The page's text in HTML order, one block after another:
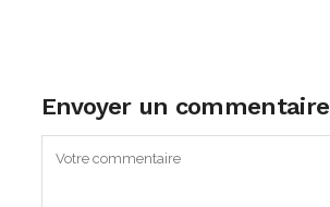
Envoyer un commentaire